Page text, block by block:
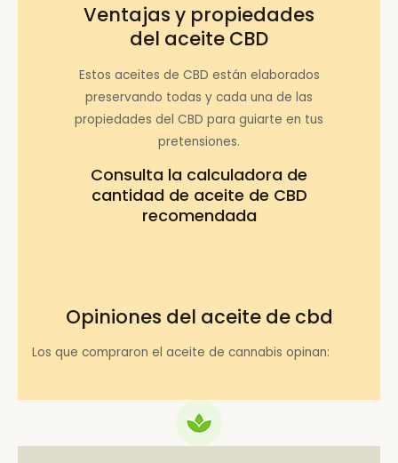
Ventajas y propiedades
del aceite CBD
Estos aceites de CBD están elaborados
preservando todas y cada una de las
propiedades del CBD para guiarte en tus
pretensiones.
Consulta la calculadora de
cantidad de aceite de CBD
recomendada
Opiniones del aceite de cbd
Los que compraron el aceite de cannabis opinan: